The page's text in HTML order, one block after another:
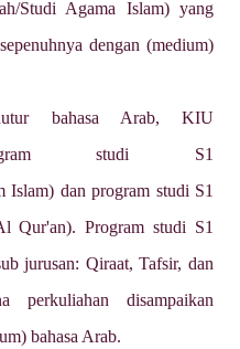
Studi Agama Islam) yang
dengan (medium)
bahasa Arab, KIU
studi S1
Islam) dan program studi S1
Qur'an). Program studi S1
jurusan: Qiraat, Tafsir, dan
perkuliahan disampaikan
bahasa Arab.